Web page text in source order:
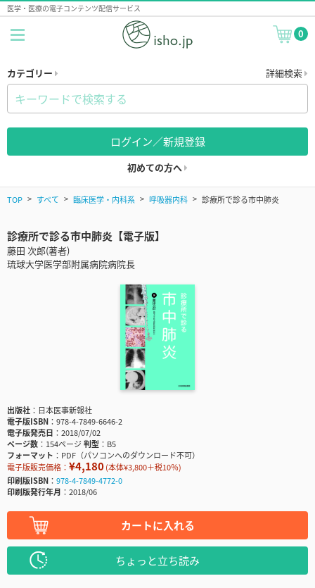
医学・医療の電子コンテンツ配信サービス
0
カテゴリー 詳細検索
ログイン／新規登録
初めての方へ
TOP すべて 臨床医学・内科系 呼吸器内科 診療所で診る市中肺炎
診療所で診る市中肺炎【電子版】
藤田 次郎(著者)
琉球大学医学部附属病院病院長
出版社
日本医事新報社
電子版ISBN
978-4-7849-6646-2
電子版発売日
2018/07/02
ページ数
154ページ判型
B5
フォーマット
PDF（パソコンへのダウンロード不可）
電子版販売価格： ¥4,180(本体¥3,800＋税10％)
印刷版ISBN
978-4-7849-4772-0
印刷版発行年月
2018/06
カートに入れる
ちょっと立ち読み